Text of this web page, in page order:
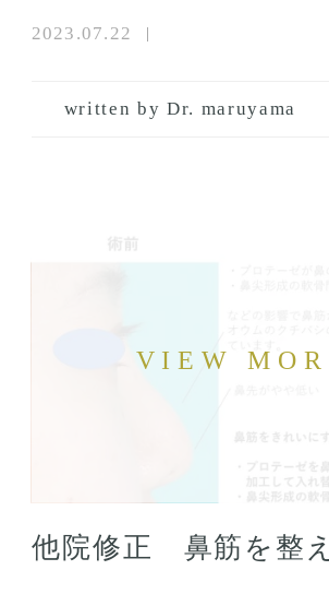
2023.07.22
written by Dr. maruyama
他院修正 鼻筋を整